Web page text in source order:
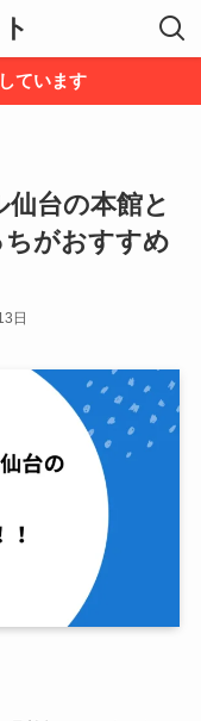
ています
台の本館と
がおすすめ
日